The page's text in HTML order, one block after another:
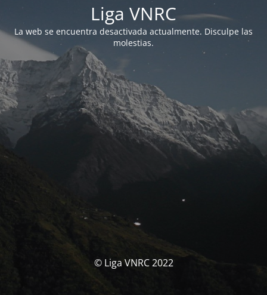
Liga VNRC
La web se encuentra desactivada actualmente. Disculpe las
molestias.
© Liga VNRC 2022